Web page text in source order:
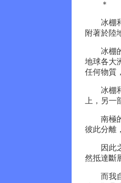
＊
冰棚和
附著於陸
冰棚的
地球各大
任何物質
冰棚和
上，另一
南極的
彼此分離
因此之
然抵達斷
而我自